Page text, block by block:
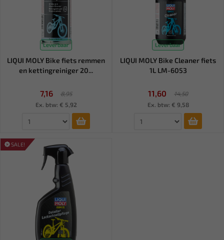
Leverbaar
LIQUI MOLY Bike fiets remmen
en kettingreiniger 20...
7,16
8,95
Ex. btw: € 5,92
Leverbaar
LIQUI MOLY Bike Cleaner fiets
1L LM-6053
11,60
14,50
Ex. btw: € 9,58
SALE!